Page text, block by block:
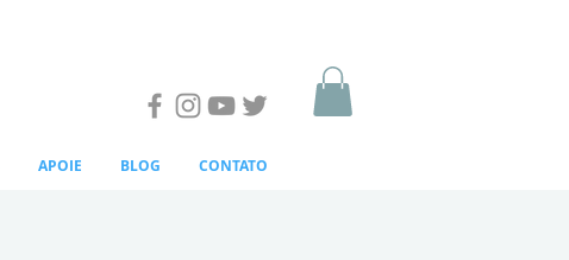
APOIE BLOG CONTATO